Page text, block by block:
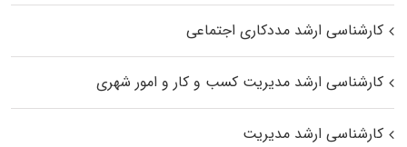
کارشناسی ارشد مددکاری اجتماعی
کارشناسی ارشد مدیریت کسب و کار و امور شهری
کارشناسی ارشد مدیریت